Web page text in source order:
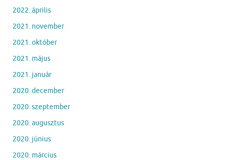
2022. április
2021. november
2021. október
2021. május
2021. január
2020. december
2020. szeptember
2020. augusztus
2020. június
2020. március